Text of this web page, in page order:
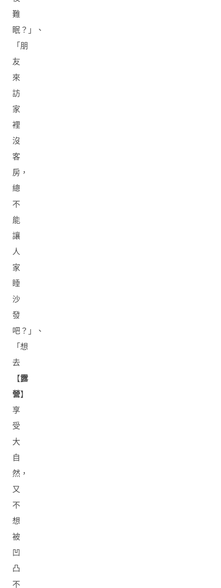
難
眠？」、
「朋
友
來
訪
家
裡
沒
客
房，
總
不
能
讓
人
家
睡
沙
發
吧？」、
「想
去
【露
營】
享
受
大
自
然，
又
不
想
被
凹
凸
不